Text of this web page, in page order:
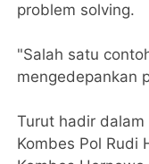
problem solving.
"Salah satu
mengedepankan
Turut hadir
Kombes Pol Rudi